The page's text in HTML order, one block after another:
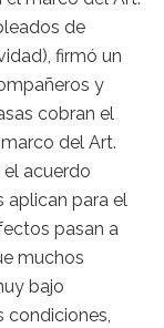
de
firmó un
y
cobran el
del Art.
el acuerdo
aplican para el
pasan a
muchos
bajo
condiciones,